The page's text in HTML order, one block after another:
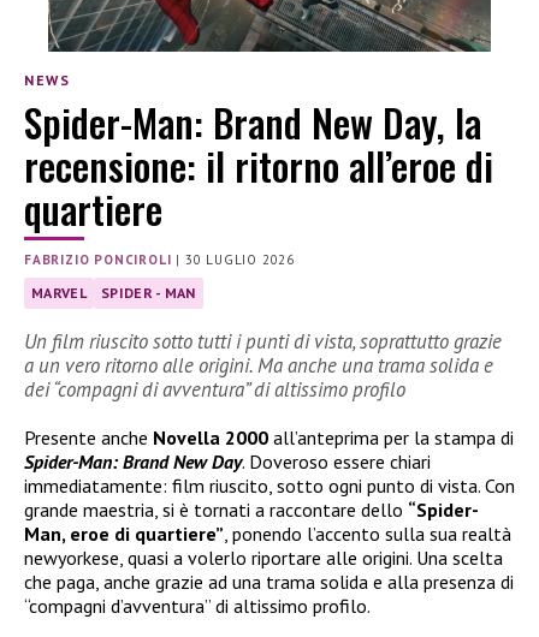
NEWS
Spider-Man: Brand New Day, la
recensione: il ritorno all’eroe di
quartiere
FABRIZIO PONCIROLI | 30 LUGLIO 2026
MARVEL SPIDER - MAN
Un film riuscito sotto tutti i punti di vista, soprattutto grazie
a un vero ritorno alle origini. Ma anche una trama solida e
dei “compagni di avventura” di altissimo profilo
Presente anche Novella 2000 all’anteprima per la stampa di
Spider-Man: Brand New Day. Doveroso essere chiari
immediatamente: film riuscito, sotto ogni punto di vista. Con
grande maestria, si è tornati a raccontare dello “Spider-
Man, eroe di quartiere” , ponendo l’accento sulla sua realtà
newyorkese, quasi a volerlo riportare alle origini. Una scelta
che paga, anche grazie ad una trama solida e alla presenza di
“compagni d’avventura” di altissimo profilo.